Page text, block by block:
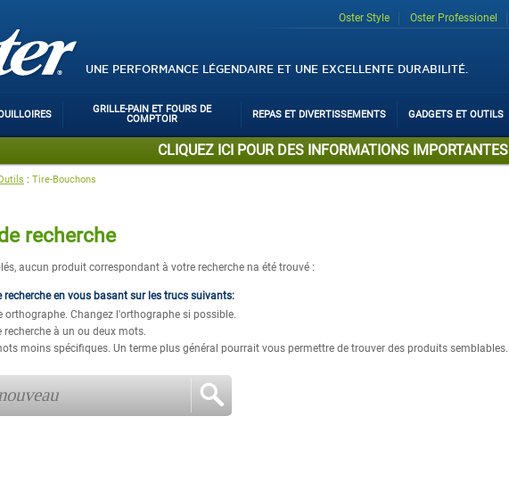
UNE PERFORMANCE LÉGENDAIRE ET UNE EXCELLENTE DURABILITÉ.
Oster Style Oster Professionel
GRILLE-PAIN ET FOURS DE
COMPTOIR
REPAS ET DIVERTISSEMENTS GADGETS ET OUTILS
CLIQUEZ ICI POUR DES INFORMATIONS IMPORTANTES
: Tire-Bouchons
recherche
aucun produit correspondant à votre recherche na été trouvé :
recherche en vous basant sur les trucs suivants:
orthographe. Changez l'orthographe si possible.
recherche à un ou deux mots.
moins spécifiques. Un terme plus général pourrait vous permettre de trouver des produits semblables.